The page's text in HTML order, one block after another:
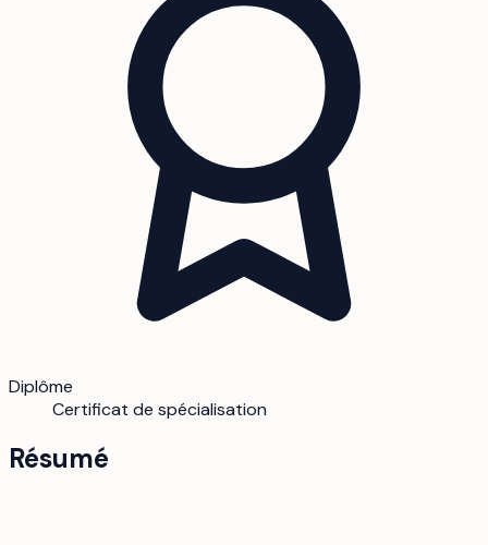
Diplôme
Certificat de spécialisation
Résumé